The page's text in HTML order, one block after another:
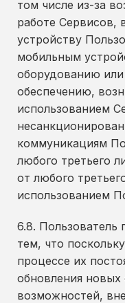
том числе из-за
работе Сервисов,
устройству
мобильным
оборудованию
обеспечению,
использованием
коммуникациям
любого третьего
от любого
использованием
6.8. Пользователь
тем, что
процессе их
обновления
возможностей,